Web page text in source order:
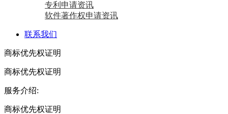
专利申请资讯
软件著作权申请资讯
联系我们
商标优先权证明
商标优先权证明
服务介绍:
商标优先权证明